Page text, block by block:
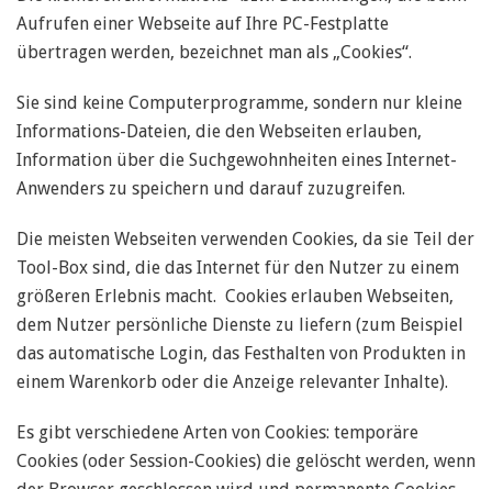
Aufrufen einer Webseite auf Ihre PC-Festplatte
übertragen werden, bezeichnet man als „Cookies“.
Sie sind keine Computerprogramme, sondern nur kleine
Informations-Dateien, die den Webseiten erlauben,
Information über die Suchgewohnheiten eines Internet-
Anwenders zu speichern und darauf zuzugreifen.
Die meisten Webseiten verwenden Cookies, da sie Teil der
Tool-Box sind, die das Internet für den Nutzer zu einem
größeren Erlebnis macht. Cookies erlauben Webseiten,
dem Nutzer persönliche Dienste zu liefern (zum Beispiel
das automatische Login, das Festhalten von Produkten in
einem Warenkorb oder die Anzeige relevanter Inhalte).
Es gibt verschiedene Arten von Cookies: temporäre
Cookies (oder Session-Cookies) die gelöscht werden, wenn